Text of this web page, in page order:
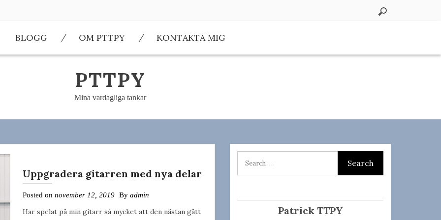
BLOGG OM PTTPY KONTAKTA MIG
PTTPY
Mina vardagliga tankar
Uppgradera gitarren med nya delar
Posted on november 12, 2019 By admin
Har spelat på min gitarr så mycket att den nästan gått
Patrick TTPY